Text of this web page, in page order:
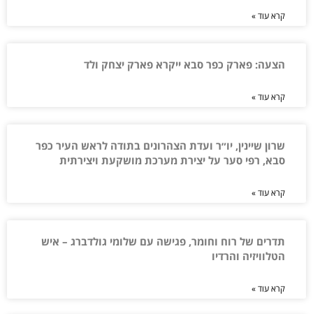
קרא עוד »
הצעה: פארק כפר סבא ייקרא פארק יצחק ולד
קרא עוד »
שרון שיינין, יו״ר ועדת הצהרונים בתודה לראש העיר כפר
סבא, רפי סער על יצירת מערכת מושקעת ויצירתית
קרא עוד »
תדרים של רוח וחומר, פגישה עם שלומי גולדברג – איש
הטלוויזיה והרדיו
קרא עוד »